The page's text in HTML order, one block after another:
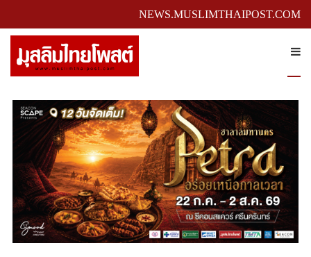
NEWS.MUSLIMTHAIPOST.COM